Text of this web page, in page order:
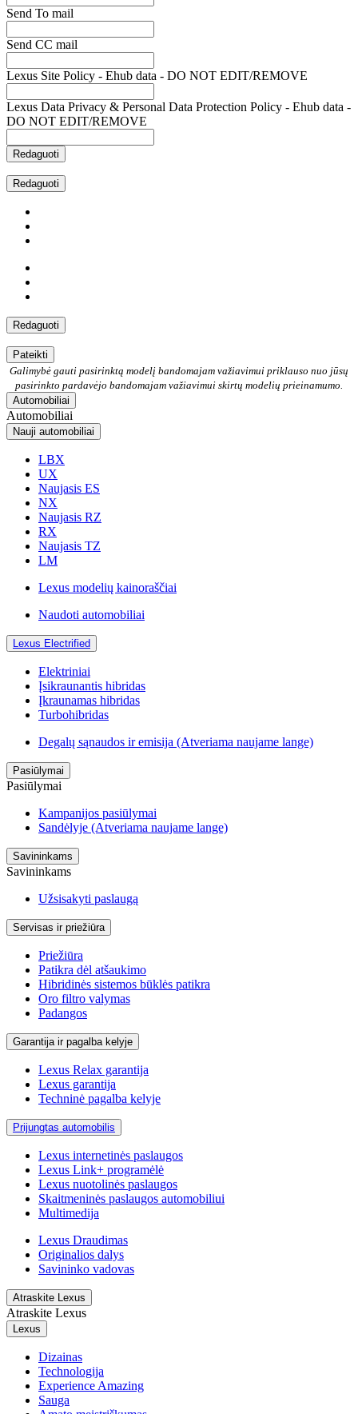
Send To mail
Send CC mail
Lexus Site Policy - Ehub data - DO NOT EDIT/REMOVE
Lexus Data Privacy & Personal Data Protection Policy - Ehub data -
DO NOT EDIT/REMOVE
Redaguoti
Redaguoti
Redaguoti
Pateikti
Galimybė gauti pasirinktą modelį bandomajam važiavimui priklauso nuo jūsų
pasirinkto pardavėjo bandomajam važiavimui skirtų modelių prieinamumo.
Automobiliai
Automobiliai
Nauji automobiliai
LBX
UX
Naujasis ES
NX
Naujasis RZ
RX
Naujasis TZ
LM
Lexus modelių kainoraščiai
Naudoti automobiliai
Lexus Electrified
Elektriniai
Įsikraunantis hibridas
Įkraunamas hibridas
Turbohibridas
Degalų sąnaudos ir emisija (Atveriama naujame lange)
Pasiūlymai
Pasiūlymai
Kampanijos pasiūlymai
Sandėlyje (Atveriama naujame lange)
Savininkams
Savininkams
Užsisakyti paslaugą
Servisas ir priežiūra
Priežiūra
Patikra dėl atšaukimo
Hibridinės sistemos būklės patikra
Oro filtro valymas
Padangos
Garantija ir pagalba kelyje
Lexus Relax garantija
Lexus garantija
Techninė pagalba kelyje
Prijungtas automobilis
Lexus internetinės paslaugos
Lexus Link+ programėlė
Lexus nuotolinės paslaugos
Skaitmeninės paslaugos automobiliui
Multimedija
Lexus Draudimas
Originalios dalys
Savininko vadovas
Atraskite Lexus
Atraskite Lexus
Lexus
Dizainas
Technologija
Experience Amazing
Sauga